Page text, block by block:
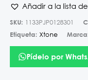
Añadir a la lista
SKU: 1133PJP0128301
Etiqueta: Xtone
Pídelo por